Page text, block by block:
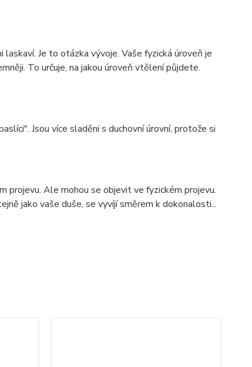
Je to otázka vývoje. Vaše fyzická úroveň je
To určuje, na jakou úroveň vtělení půjdete.
Jsou více sladěni s duchovní úrovní, protože si
projevu. Ale mohou se objevit ve fyzickém projevu.
jako vaše duše, se vyvíjí směrem k dokonalosti...